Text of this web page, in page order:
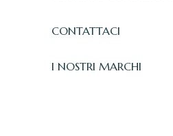
CONTATTACI
I NOSTRI MARCHI